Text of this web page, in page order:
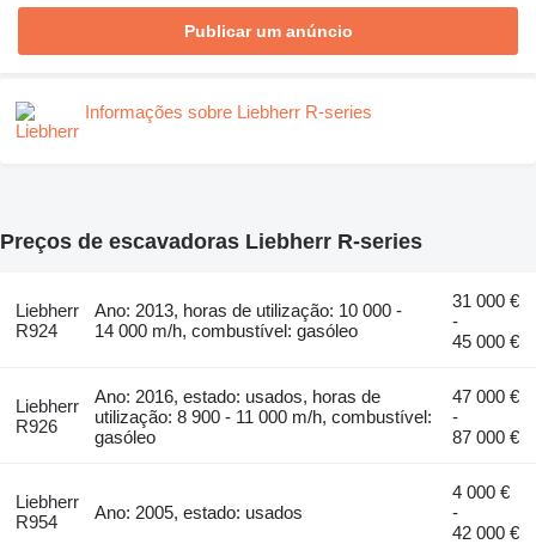
Publicar um anúncio
Informações sobre Liebherr R-series
Preços de escavadoras Liebherr R-series
Liebherr
R924
Ano: 2013, horas de utilização: 10 000 -
14 000 m/h, combustível: gasóleo
31 000 €
-
45 000 €
Liebherr
R926
Ano: 2016, estado: usados, horas de
utilização: 8 900 - 11 000 m/h, combustível:
gasóleo
47 000 €
-
87 000 €
Liebherr
R954
Ano: 2005, estado: usados
4 000 €
-
42 000 €